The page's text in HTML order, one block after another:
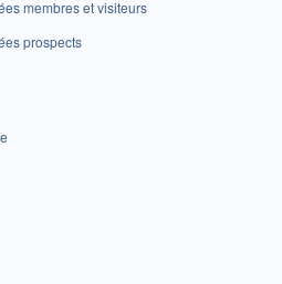
membres et visiteurs
prospects